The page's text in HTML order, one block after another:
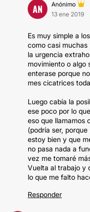
AN
Anónimo
13 ene 2019
Es muy simple a
como casi muchas
la urgencia
movimiento o algo
enterase porque
mes cicatrices
Luego cabía la
ese poco por lo
eso que llamamos
(podría ser,
estoy bien y que
no pasa nada a
vez me tomaré
Vuelta al trabajo y
lo que me falto
Responder